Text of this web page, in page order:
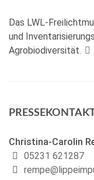
Das LWL-
und
Agrobiodiversität.
Christina-Carolin
05231 621287